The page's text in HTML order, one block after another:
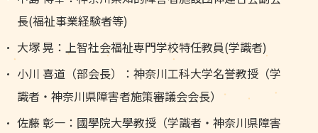
長(福祉事業経験者等)
大塚 晃：上智社会福祉専門学校特任教員(学識者)
小川 喜道（部会長）：神奈川工科大学名誉教授（学
識者・神奈川県障害者施策審議会会長）
佐藤 彰一：國學院大學教授（学識者・神奈川県障害